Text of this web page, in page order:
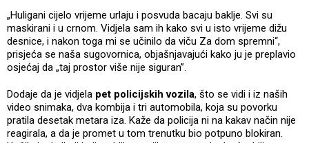
„Huligani cijelo vrijeme urlaju i posvuda bacaju baklje. Svi su
maskirani i u crnom. Vidjela sam ih kako svi u isto vrijeme dižu
desnice, i nakon toga mi se učinilo da viču Za dom spremni“,
prisjeća se naša sugovornica, objašnjavajući kako ju je preplavio
osjećaj da „taj prostor više nije siguran”.
Dodaje da je vidjela pet policijskih vozila, što se vidi i iz naših
video snimaka, dva kombija i tri automobila, koja su povorku
pratila desetak metara iza. Kaže da policija ni na kakav način nije
reagirala, a da je promet u tom trenutku bio potpuno blokiran.